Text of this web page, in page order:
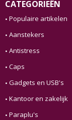
CATEGORIEËN
Populaire artikelen
Aanstekers
Antistress
Caps
Gadgets en USB's
Kantoor en zakelijk
Paraplu's